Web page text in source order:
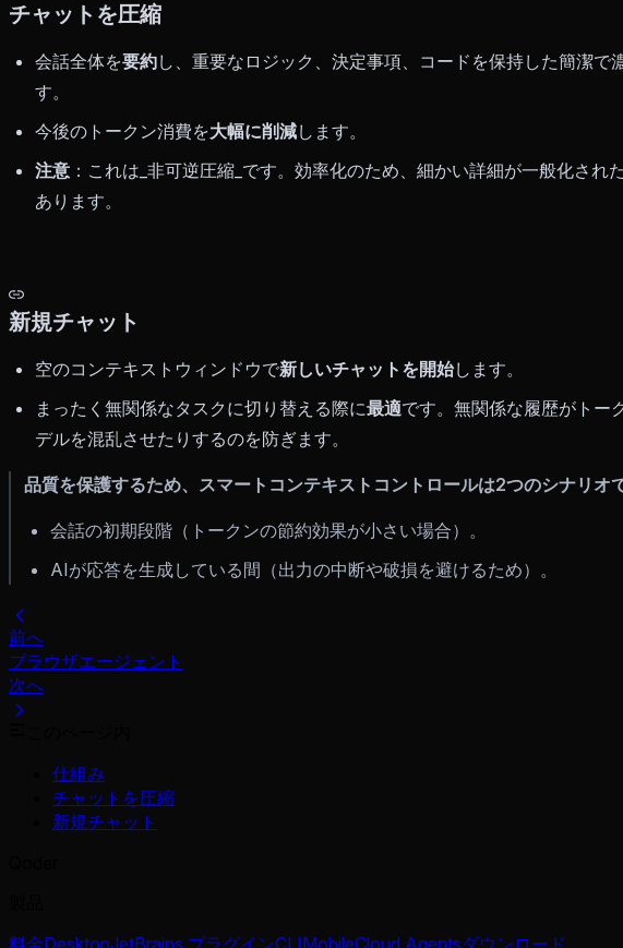
チャットを圧縮
会話全体を要約し、重要なロジック、決定事項、コードを保持した簡潔で
す。
今後のトークン消費を大幅に削減します。
注意 ：これは_非可逆圧縮_です。効率化のため、細かい詳細が一般化され
あります。
新規チャット
空のコンテキストウィンドウで新しいチャットを開始します。
まったく無関係なタスクに切り替える際に最適です。無関係な履歴がトー
デルを混乱させたりするのを防ぎます。
品質を保護するため、スマートコンテキストコントロールは2つのシナリオ
会話の初期段階（トークンの節約効果が小さい場合）。
AIが応答を生成している間（出力の中断や破損を避けるため）。
前へ
ブラウザエージェント
次へ
仕組み
チャットを圧縮
新規チャット